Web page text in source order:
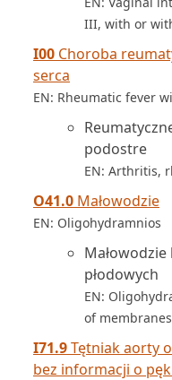
III, with or
I00 Choroba
serca
EN: Rheumatic fever
podostre
EN: Arthritis,
O41.0 Małowodzie
EN: Oligohydramnios
płodowych
EN:
of membranes
I71.9Tętniak aorty
bez informacji o